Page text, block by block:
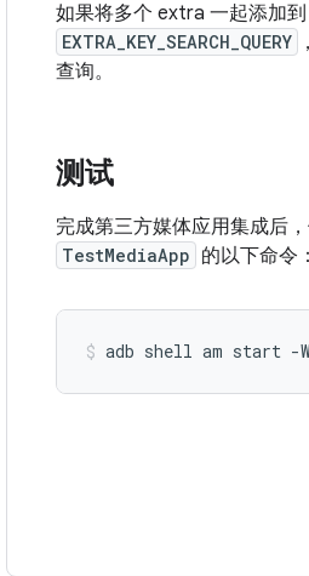
如果将多个 extra 一起添加
EXTRA_KEY_SEARCH_QUERY
查询。
测试
完成第三方媒体应用集成后
TestMediaApp 的以下命令：